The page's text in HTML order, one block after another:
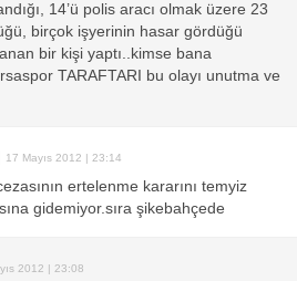
14’ü polis aracı olmak üzere 23
birçok işyerinin hasar gördüğü
bir kişi yaptı..kimse bana
TARAFTARI bu olayı unutma ve
17 Mayıs 2012 | 23:14
ertelenme kararını temyiz
gidemiyor.sıra şikebahçede
2012 | 23:08